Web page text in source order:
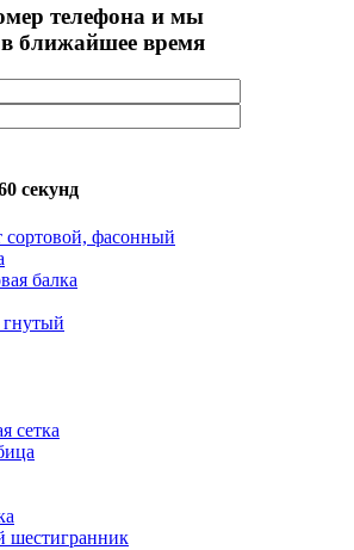
телефона и мы
ближайшее время
секунд
фасонный
балка
сетка
шестигранник